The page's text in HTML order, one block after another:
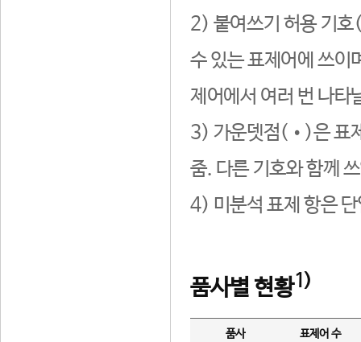
2) 붙여쓰기 허용 기호
수 있는 표제어에 쓰이
제어에서 여러 번 나타
3) 가운뎃점(•)은 표
줌. 다른 기호와 함께
4) 미분석 표제 항은
품사별 현황1)
품사 표제어 수